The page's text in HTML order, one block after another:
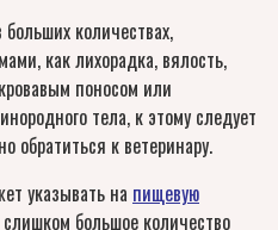
количествах,
как лихорадка, вялость,
поносом или
тела, к этому следует
обратиться к ветеринару.
указывать на пищевую
большое количество